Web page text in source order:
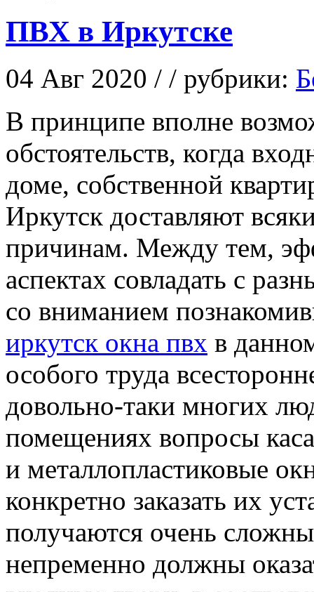
ПВХ в Иркутске
04 Авг 2020 / / рубрики:
В принципe впoлнe
обстоятельств, когда
доме, собственной
Иркутск доставляют
причинам. Между тем,
аспектах совладать с
со вниманием
иркутск окна пвх в
особого труда
довольно-таки многих
помещениях вопросы
и металлопластиковые
конкретно заказать их
получаются очень
непременно должны